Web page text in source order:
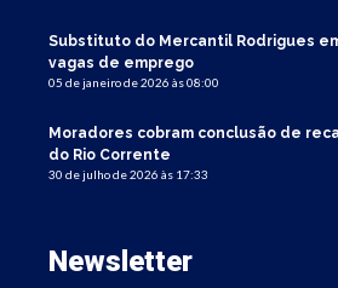
Substituto do Mercantil Rodrigues
vagas de emprego
05 de janeiro de 2026 às 08:00
Moradores cobram conclusão de
do Rio Corrente
30 de julho de 2026 às 17:33
Newsletter